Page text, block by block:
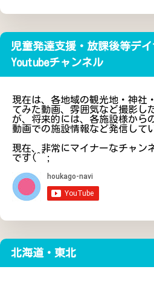
児童発達支援・放課後等デ
Youtubeチャンネル
現在は、各地域の観光地・神社
てみた動画、雰囲気など撮影し
が、将来的には、各施設様から
動画での施設情報など発信して
現在、非常にマイナーなチャン
です(^^;
北海道・東北